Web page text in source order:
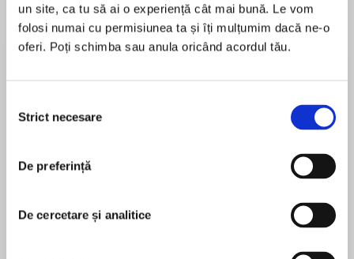
un site, ca tu să ai o experiență cât mai bună. Le vom
folosi numai cu permisiunea ta și îți mulțumim dacă ne-o
oferi. Poți schimba sau anula oricând acordul tău.
consimțământului
Strict necesare
De preferință
De cercetare și analitice
Desprecarte
În 1921, Opaline fuge din Anglia înainte ca fratele
ei mai mare să o forțeze să se mărite cu un
și întâlnește un străin carismatic, care o face să
simtă fiorii primei iubiri. Dar, în timp ce familia ei,
propria naivitate și ororile războiului amenință
să-i răpească tot ce iubește mai mult pe lume,
viața. Sau să i-o distrugă.
În acest moment nu există recenzii
pentru această carte